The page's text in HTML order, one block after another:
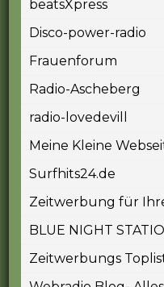
beatsXpress
Disco-power-radio
Frauenforum
Radio-Ascheberg
radio-lovedevill
Meine Kleine
Surfhits24.de
Zeitwerbung für
BLUE NIGHT
Zeitwerbungs